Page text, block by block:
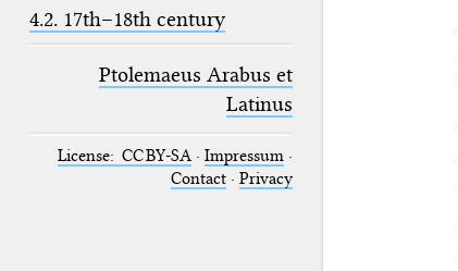
4.2. 17th–18th century
Ptolemaeus Arabus et
Latinus
License: CC BY-SA · Impressum ·
Contact· Privacy